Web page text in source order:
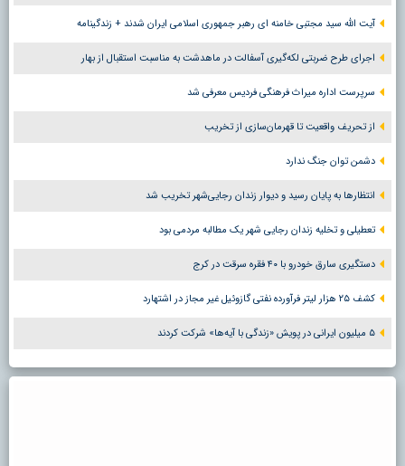
آیت الله سید مجتبی خامنه ای رهبر جمهوری اسلامی ایران شدند + زندگینامه
اجرای طرح ضربتی لکه‌گیری آسفالت در ماهدشت به مناسبت استقبال از بهار
سرپرست اداره میراث فرهنگی فردیس معرفی شد
از تحریف واقعیت تا قهرمان‌سازی از تخریب
دشمن توان جنگ ندارد
انتظارها به پایان رسید و دیوار زندان رجایی‌شهر تخریب شد
تعطیلی و تخلیه زندان رجایی شهر یک مطالبه مردمی بود
دستگیری سارق خودرو با ۴۰ فقره سرقت در کرج
کشف ۲۵ هزار لیتر فرآورده نفتی گازوئیل غیر مجاز در اشتهارد
۵ میلیون ایرانی در پویش «زندگی با آیه‌ها» شرکت کردند